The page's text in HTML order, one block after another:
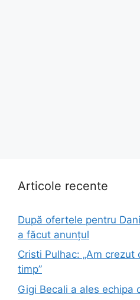
Articole recente
După ofertele pentru
a făcut anunțul
Cristi Pulhac: „Am
timp”
Gigi Becali a ales echipa